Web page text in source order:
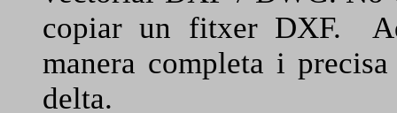
copiar un fitxer DXF.
manera completa i
delta.